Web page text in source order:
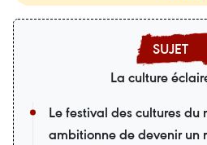
La culture
Le festival des cultures du
ambitionne de devenir un